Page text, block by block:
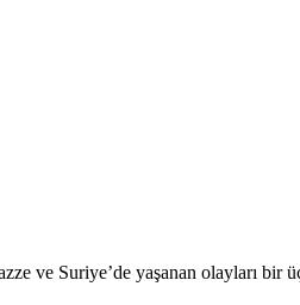
ve Suriye’de yaşanan olayları bir